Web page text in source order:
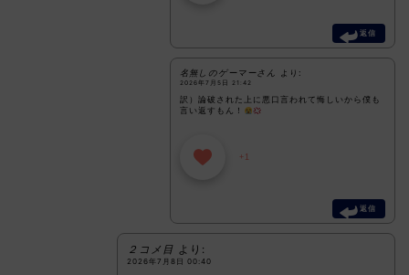
返信
名無しのゲーマーさん より:
2026年7月5日 21:42
訳）論破された上に悪口言われて悔しいから僕も
言い返すもん！
+1
返信
２コメ目 より:
2026年7月8日 00:40